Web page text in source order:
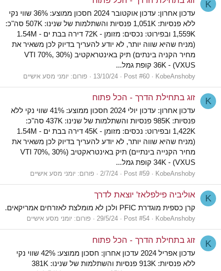
K
עדכון אחרון: עדכון אוקטובר 2024 חסכון ממוצע: 36% שווי נקי
ללא פנסיות: 1,051K פנסיות והשתלמות של שנינו: 507K סה"כ:
1,559K ובפירוט: נכסים: מזומן - 72K דירה בבת ים - 1.54M
(מניח שהיא שווה יותר, לא יודע להעריך בדיוק לכן משאיר את
מחיר הקניה בינתים) תיק באינטראקטיב (30% VTI 70%,
VXUS) - 36K קופת גמל...
KobeAnshoby
Post #60
13/10/24 פורום: יומני מסע אישיים
K זוג בתחילת הדרך - הכל פתוח
עדכון אחרון: עדכון יולי 2024 חסכון ממוצע: 41% שווי נקי ללא
פנסיות: 985K פנסיות והשתלמות של שנינו: 437K סה"כ:
1,422K ובפירוט: נכסים: מזומן - 45K דירה בבת ים - 1.54M
(מניח שהיא שווה יותר, לא יודע להעריך בדיוק לכן משאיר את
מחיר הקנייה בינתיים) תיק באינטראקטיב (30% VTI 70%,
VXUS) - 34K קופת גמל...
KobeAnshoby
Post #59
2/7/24 פורום: יומני מסע אישיים
K אוליביה פילפלאז' יוצאת לדרך
קרן כספית מוגדרת PFIC ולכן לא מומלצת לאזרחים אמריקאים.
KobeAnshoby
Post #54
29/5/24 פורום: יומני מסע אישיים
K זוג בתחילת הדרך - הכל פתוח
עדכון אפריל 2024 עדכון אחרון: חסכון ממוצע: 42% שווי נקי
ללא פנסיות: 913K פנסיות והשתלמות של שנינו: 381K